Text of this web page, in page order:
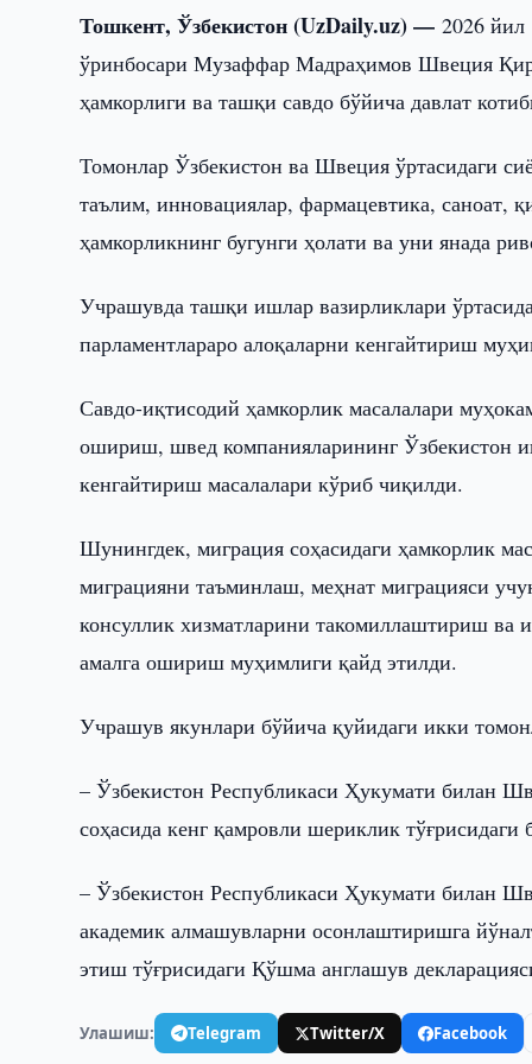
Тошкент, Ўзбекистон (UzDaily.uz) —2026
ўринбосари Музаффар Мадраҳимов Швеция
ҳамкорлиги ва ташқи савдо бўйича давлат
Томонлар Ўзбекистон ва Швеция ўртасидаги
таълим, инновациялар, фармацевтика, саноат,
ҳамкорликнинг бугунги ҳолати ва уни янада
Учрашувда ташқи ишлар вазирликлари
парламентлараро алоқаларни кенгайтириш
Савдо-иқтисодий ҳамкорлик масалалари
ошириш, швед компанияларининг Ўзбекистон
кенгайтириш масалалари кўриб чиқилди.
Шунингдек, миграция соҳасидаги ҳамкорлик
миграцияни таъминлаш, меҳнат миграцияси
консуллик хизматларини такомиллаштириш
амалга ошириш муҳимлиги қайд этилди.
Учрашув якунлари бўйича қуйидаги икки
– Ўзбекистон Республикаси Ҳукумати билан
соҳасида кенг қамровли шериклик тўғрисидаги
– Ўзбекистон Республикаси Ҳукумати билан
академик алмашувларни осонлаштиришга
этиш тўғрисидаги Қўшма англашув
Улашиш: Telegram Twitter/X Facebook